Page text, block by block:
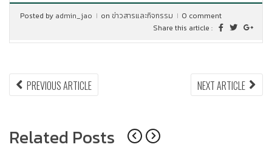
Posted by admin_jao on ข่าวสารและกิจกรรม
0 comment
Share this article :
แนะแนว
PREVIOUS ARTICLEPREVIOUS
ARTICLE:
NEXT ARTICLE
Related Posts